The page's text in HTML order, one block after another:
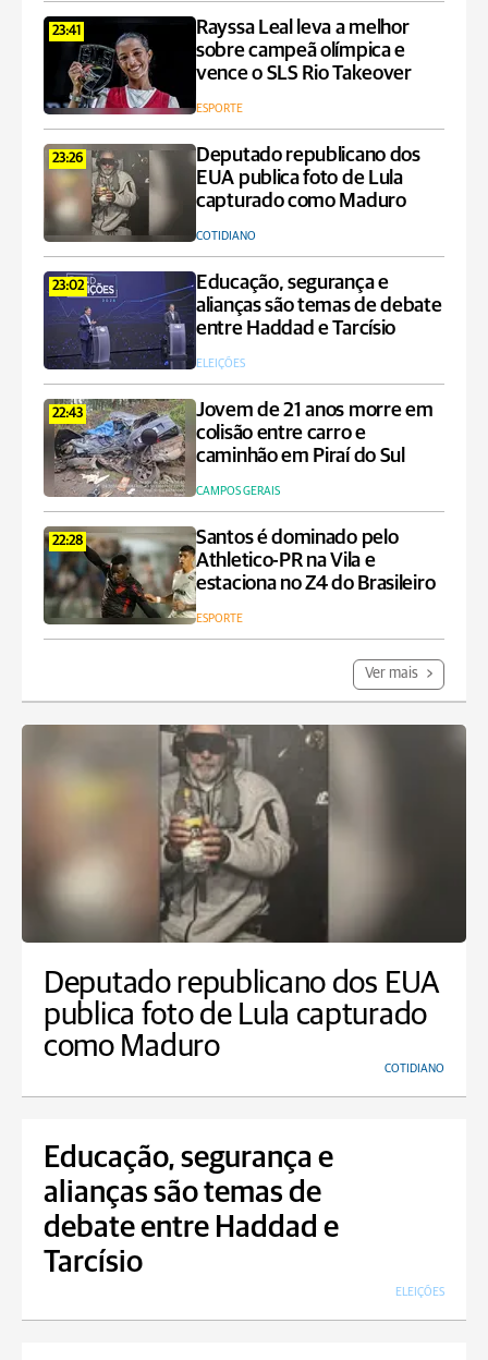
23:41
Rayssa Leal leva a melhor
sobre campeã olímpica e
vence o SLS Rio Takeover
ESPORTE
23:26
Deputado republicano dos
EUA publica foto de Lula
capturado como Maduro
COTIDIANO
23:02
Educação, segurança e
alianças são temas de debate
entre Haddad e Tarcísio
ELEIÇÕES
22:43
Jovem de 21 anos morre em
colisão entre carro e
caminhão em Piraí do Sul
CAMPOS GERAIS
22:28
Santos é dominado pelo
Athletico-PR na Vila e
estaciona no Z4 do Brasileiro
ESPORTE
Ver mais
Deputado republicano dos EUA
publica foto de Lula capturado
como Maduro
COTIDIANO
Educação, segurança e
alianças são temas de
debate entre Haddad e
Tarcísio
ELEIÇÕES